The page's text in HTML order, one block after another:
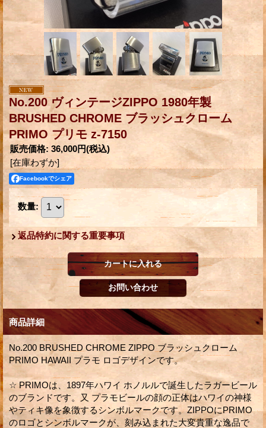
No.200 ヴィンテージZIPPO 1980年製
BRUSHED CHROME ブラッシュクローム
PRIMO プリモ z-7150
販売価格: 36,000円(税込)
[在庫わずか]
Facebookでシェア
数量:
返品特約に関する重要事項
商品詳細
No.200 BRUSHED CHROME ZIPPO ブラッシュクローム
PRIMO HAWAII プラモ ロゴデザインです。
☆ PRIMOは、1897年ハワイ ホノルルで誕生したラガービール
のブランドです。又 プラモビールの顔の正体はハワイの神様
やティキ像を象徴するシンボルマークです。ZIPPOにPRIMO
のロゴとシンボルマークが、刻み込まれた大変貴重な逸品で